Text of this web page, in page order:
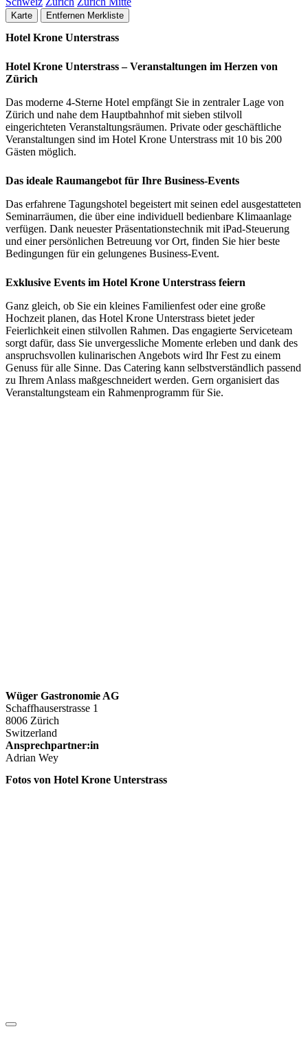
Karte Entfernen Merkliste
Hotel Krone Unterstrass
Hotel Krone Unterstrass – Veranstaltungen im Herzen von
Zürich
Das moderne 4-Sterne Hotel empfängt Sie in zentraler Lage von
Zürich und nahe dem Hauptbahnhof mit sieben stilvoll
eingerichteten Veranstaltungsräumen. Private oder geschäftliche
Veranstaltungen sind im Hotel Krone Unterstrass mit 10 bis 200
Gästen möglich.
Das ideale Raumangebot für Ihre Business-Events
Das erfahrene Tagungshotel begeistert mit seinen edel ausgestatteten
Seminarräumen, die über eine individuell bedienbare Klimaanlage
verfügen. Dank neuester Präsentationstechnik mit iPad-Steuerung
und einer persönlichen Betreuung vor Ort, finden Sie hier beste
Bedingungen für ein gelungenes Business-Event.
Exklusive Events im Hotel Krone Unterstrass feiern
Ganz gleich, ob Sie ein kleines Familienfest oder eine große
Hochzeit planen, das Hotel Krone Unterstrass bietet jeder
Feierlichkeit einen stilvollen Rahmen. Das engagierte Serviceteam
sorgt dafür, dass Sie unvergessliche Momente erleben und dank des
anspruchsvollen kulinarischen Angebots wird Ihr Fest zu einem
Genuss für alle Sinne. Das Catering kann selbstverständlich passend
zu Ihrem Anlass maßgeschneidert werden. Gern organisiert das
Veranstaltungsteam ein Rahmenprogramm für Sie.
Wüger Gastronomie AG
Schaffhauserstrasse 1
8006 Zürich
Switzerland
Ansprechpartner:in
Adrian Wey
Fotos von Hotel Krone Unterstrass